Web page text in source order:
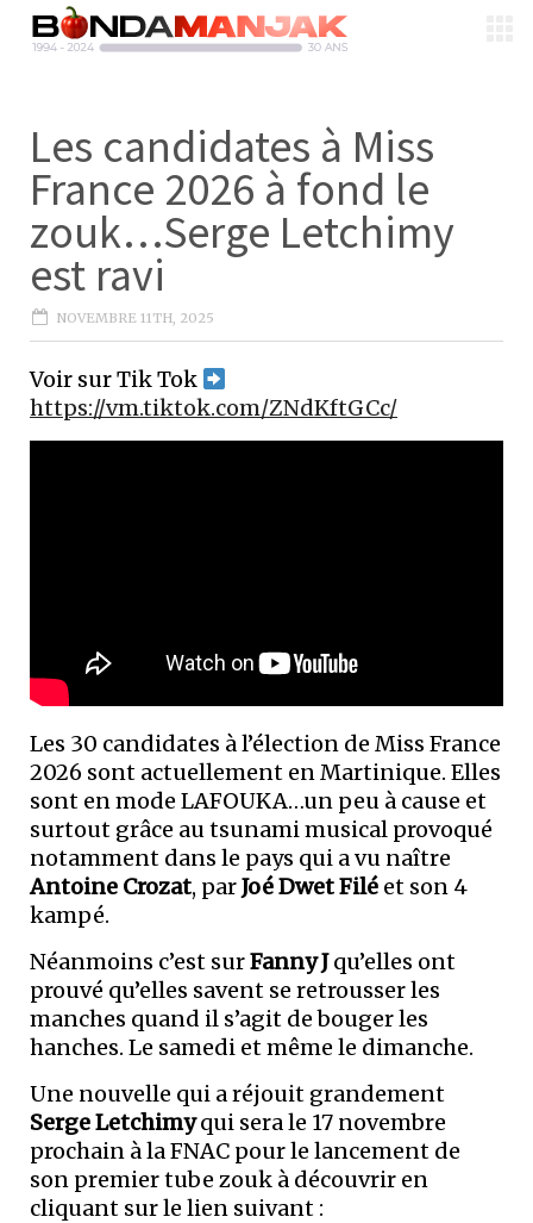
Les candidates à Miss
France 2026 à fond le
zouk…Serge Letchimy
est ravi
NOVEMBRE 11TH, 2025
Voir sur Tik Tok
https://vm.tiktok.com/ZNdKftGCc/
Les 30 candidates à l’élection de Miss France
2026 sont actuellement en Martinique. Elles
sont en mode LAFOUKA…un peu à cause et
surtout grâce au tsunami musical provoqué
notamment dans le pays qui a vu naître
Antoine Crozat, parJoé Dwet Filé et son 4
kampé.
Néanmoins c’est surFanny Jqu’elles ont
prouvé qu’elles savent se retrousser les
manches quand il s’agit de bouger les
hanches. Le samedi et même le dimanche.
Une nouvelle qui a réjouit grandement
Serge Letchimyqui sera le 17 novembre
prochain à la FNAC pour le lancement de
son premier tube zouk à découvrir en
cliquant sur le lien suivant :